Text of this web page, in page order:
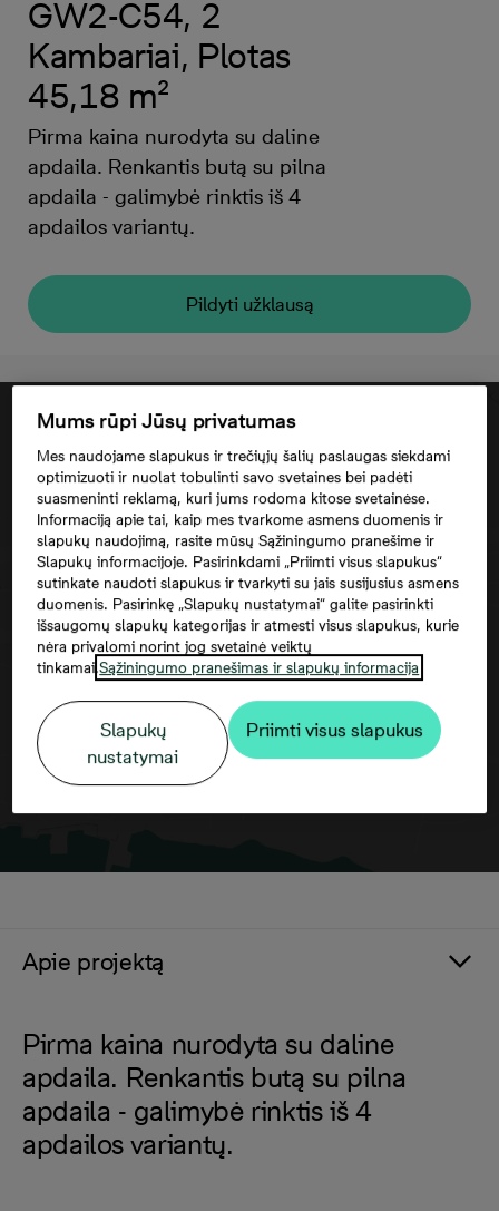
GW2-C54, 2
Kambariai, Plotas
45,18 m²
Pirma kaina nurodyta su daline
apdaila. Renkantis butą su pilna
apdaila - galimybė rinktis iš 4
apdailos variantų.
Pildyti užklausą
Norėdami matyti šį žemėlapį, jūs turite
sutikti su trečiųjų šalių paslaugomis
Apie projektą
Pirma kaina nurodyta su daline
apdaila. Renkantis butą su pilna
apdaila - galimybė rinktis iš 4
apdailos variantų.
Mums rūpi Jūsų privatumas
Mes naudojame slapukus ir trečiųjų šalių paslaugas siekdami
optimizuoti ir nuolat tobulinti savo svetaines bei padėti
suasmeninti reklamą, kuri jums rodoma kitose svetainėse.
Informaciją apie tai, kaip mes tvarkome asmens duomenis ir
slapukų naudojimą, rasite mūsų Sąžiningumo pranešime ir
Slapukų informacijoje. Pasirinkdami „Priimti visus slapukus“
sutinkate naudoti slapukus ir tvarkyti su jais susijusius asmens
duomenis. Pasirinkę „Slapukų nustatymai“ galite pasirinkti
išsaugomų slapukų kategorijas ir atmesti visus slapukus, kurie
nėra privalomi norint jog svetainė veiktų
tinkamai.Sąžiningumo pranešimas ir slapukų informacija
Slapukų
nustatymai
Priimti visus slapukus